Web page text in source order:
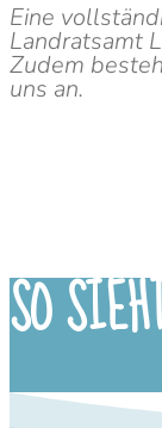
Eine
Landratsamt
Zudem
uns an.
SO